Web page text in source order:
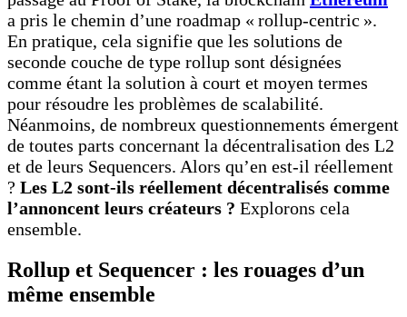
a pris le chemin d’une roadmap « rollup-centric ».
En pratique, cela signifie que les solutions de
seconde couche de type rollup sont désignées
comme étant la solution à court et moyen termes
pour résoudre les problèmes de scalabilité.
Néanmoins, de nombreux questionnements émergent
de toutes parts concernant la décentralisation des L2
et de leurs Sequencers. Alors qu’en est-il réellement
? Les L2 sont-ils réellement décentralisés comme
l’annoncent leurs créateurs ? Explorons cela
ensemble.
Rollup et Sequencer : les rouages d’un
même ensemble